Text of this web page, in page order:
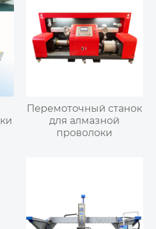
Перемоточный станок
для алмазной
проволоки